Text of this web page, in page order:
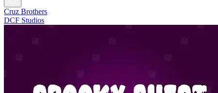
Cruz Brothers
DCF Studios